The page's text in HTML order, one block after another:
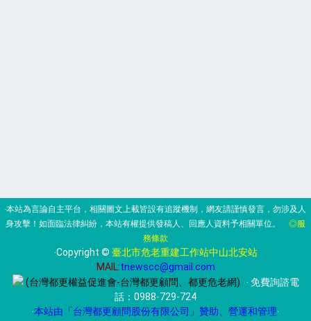
‧本站為言論自主平台，相關圖文上載皆設有追蹤機制，網友請謹慎發言，勿涉及人
身攻擊！如面臨法律糾紛，本站有權提供發稿人、回應人資料予相關單位。 ◎服
務條款
‧Copyright © 臺北市危老重建工作站中山北安站
MAIL:tnewscc@gmail.com
(台灣都更權益促進會-台灣都更顧問、都更危老網)
‧ 免費詢諮電
話： 0988-729-724
‧本站由「台灣都更顧問股份有限公司」贊助、營運和管理‧